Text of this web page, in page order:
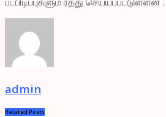
admin
Related Posts